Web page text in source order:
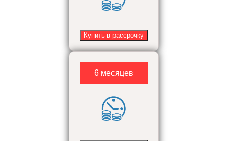
Купить в рассрочку
6 месяцев